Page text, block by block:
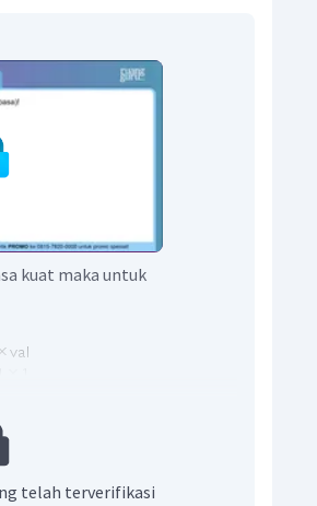
kuat maka untuk
telah terverifikasi